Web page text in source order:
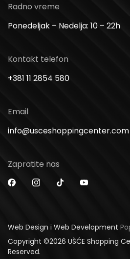
Radno vreme
Ponedeljak – Nedelja: 10 – 22h
Kontakt telefon
+381 11 2854 580
Email
info@usceshoppingcenter.com
Zapratite nas
Web Design i Web Development
Copyright ©2026 UŠĆE Shopping
Reserved.